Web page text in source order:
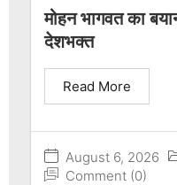
मोहन भागवत का
देशभक्त
August 6, 2026
Comment (0)
Read More